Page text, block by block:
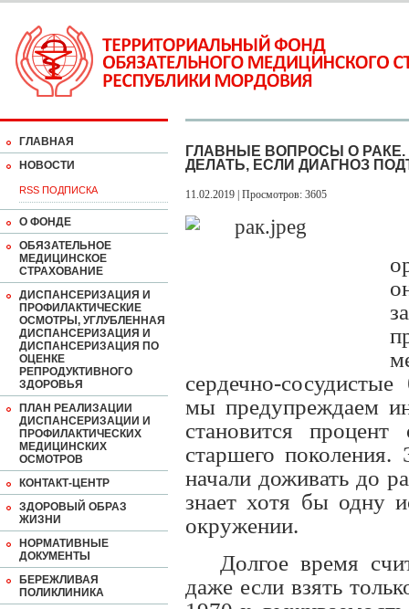
ГЛАВНАЯ
НОВОСТИ
RSS ПОДПИСКА
О ФОНДЕ
ОБЯЗАТЕЛЬНОЕ
МЕДИЦИНСКОЕ
СТРАХОВАНИЕ
ДИСПАНСЕРИЗАЦИЯ И
ПРОФИЛАКТИЧЕСКИЕ
ОСМОТРЫ, УГЛУБЛЕННАЯ
ДИСПАНСЕРИЗАЦИЯ И
ДИСПАНСЕРИЗАЦИЯ ПО
ОЦЕНКЕ
РЕПРОДУКТИВНОГО
ЗДОРОВЬЯ
ПЛАН РЕАЛИЗАЦИИ
ДИСПАНСЕРИЗАЦИИ И
ПРОФИЛАКТИЧЕСКИХ
МЕДИЦИНСКИХ
ОСМОТРОВ
КОНТАКТ-ЦЕНТР
ЗДОРОВЫЙ ОБРАЗ
ЖИЗНИ
НОРМАТИВНЫЕ
ДОКУМЕНТЫ
БЕРЕЖЛИВАЯ
ПОЛИКЛИНИКА
ГЛАВНЫЕ ВОПРОСЫ О
ДЕЛАТЬ, ЕСЛИ ДИАГНОЗ
11.02.2019 | Просмотров: 3605
сердечно-
мы предупреждаем
становится процент
старшего
начали доживать до
знает хотя бы одну
окружении.
Долгое время
даже если взять